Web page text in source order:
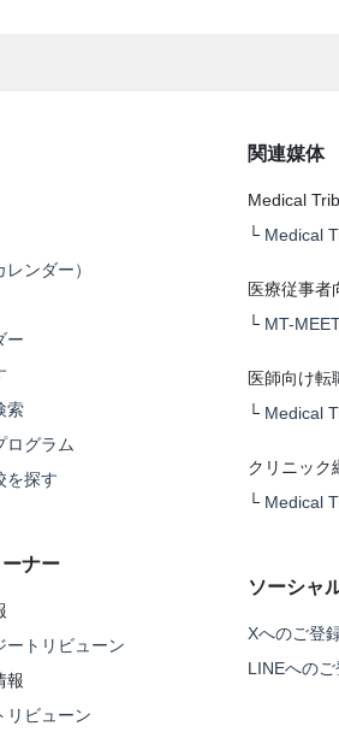
ンダー）
ー
索
ログラム
を探す
ナー
ートリビューン
報
リビューン
関連媒体
Medical
└ Medical
医療従事者
└ MT-
医師向け転
└ Medical
クリニック
└ Medical
ソーシャ
Xへのご登
LINEへの